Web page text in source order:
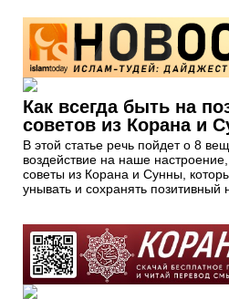
Как всегда быть на
советов из Корана и
В этой статье речь пойдет о 8
воздействие на наше
советы из Корана и Сунны,
унывать и сохранять позитивный